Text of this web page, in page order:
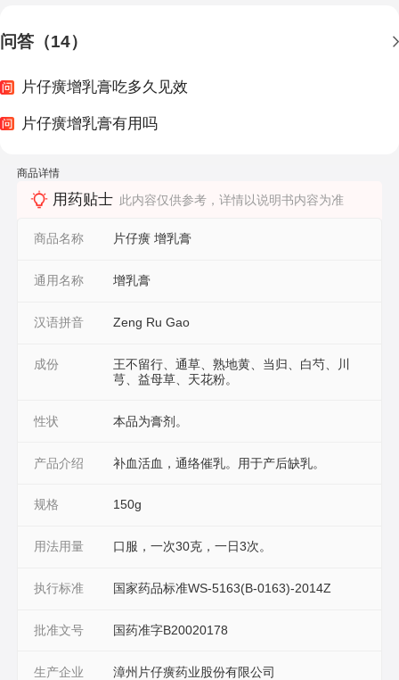
问答（14）
片仔癀增乳膏吃多久见效
片仔癀增乳膏有用吗
商品详情
用药贴士 此内容仅供参考，详情以说明书内容为准
商品名称 片仔癀 增乳膏
通用名称 增乳膏
汉语拼音 Zeng Ru Gao
成份
王不留行、通草、熟地黄、当归、白芍、川
芎、益母草、天花粉。
性状 本品为膏剂。
产品介绍 补血活血，通络催乳。用于产后缺乳。
规格 150g
用法用量 口服，一次30克，一日3次。
执行标准 国家药品标准WS-5163(B-0163)-2014Z
批准文号 国药准字B20020178
生产企业 漳州片仔癀药业股份有限公司